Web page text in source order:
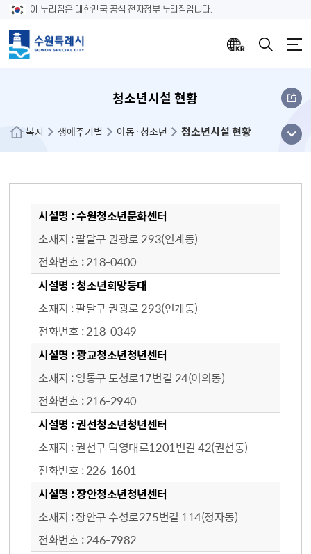
이 누리집은 대한민국 공식 전자정부 누리집입니다.
청소년시설 현황
복지 생애주기별 아동·청소년 청소년시설 현황
메뉴
열기
수원청소년문화센터
팔달구 권광로 293(인계동)
218-0400
청소년희망등대
팔달구 권광로 293(인계동)
218-0349
광교청소년청년센터
영통구 도청로17번길 24(이의동)
216-2940
권선청소년청년센터
권선구 덕영대로1201번길 42(권선동)
226-1601
장안청소년청년센터
장안구 수성로275번길 114(정자동)
246-7982